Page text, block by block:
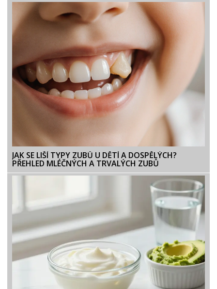
JAK SE LIŠÍ TYPY ZUBŮ U DĚTÍ A DOSPĚLÝCH?
PŘEHLED MLÉČNÝCH A TRVALÝCH ZUBŮ